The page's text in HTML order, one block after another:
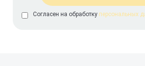
Согласен на обработку персональных